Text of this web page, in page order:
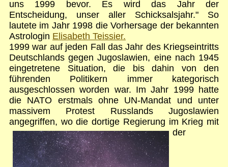
uns 1999 bevor. Es wird das Jahr der
Entscheidung, unser aller Schicksalsjahr." So
lautete im Jahr 1998 die Vorhersage der bekannten
Astrologin Elisabeth Teissier.
1999 war auf jeden Fall das Jahr des Kriegseintritts
Deutschlands gegen Jugoslawien, eine nach 1945
eingetretene Situation, die bis dahin von den
führenden Politikern immer kategorisch
ausgeschlossen worden war. Im Jahr 1999 hatte
die NATO erstmals ohne UN-Mandat und unter
massivem Protest Russlands Jugoslawien
angegriffen, wo die dortige Regierung im Krieg mit
der